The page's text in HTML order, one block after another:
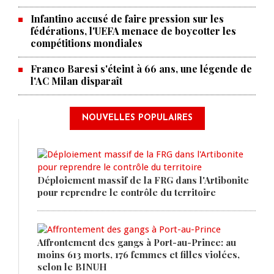
Infantino accusé de faire pression sur les
fédérations, l'UEFA menace de boycotter les
compétitions mondiales
Franco Baresi s'éteint à 66 ans, une légende de
l'AC Milan disparaît
NOUVELLES POPULAIRES
Déploiement massif de la FRG dans l'Artibonite
pour reprendre le contrôle du territoire
Affrontement des gangs à Port-au-Prince: au
moins 613 morts, 176 femmes et filles violées,
selon le BINUH